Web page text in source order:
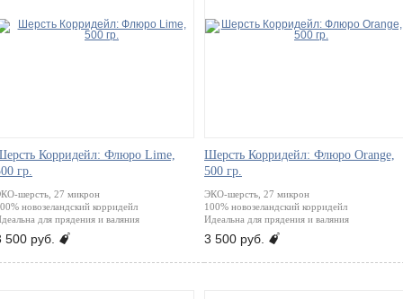
Корридейл: Флюро Lime,
гр.
шерсть, 27 микрон
новозеландский корридейл
для прядения и валяния
500 руб. J
Шерсть Корридейл: Флюро Orange,
500 гр.
ЭКО-шерсть, 27 микрон
100% новозеландский корридейл
Идеальна для прядения и валяния
3 500 руб. J